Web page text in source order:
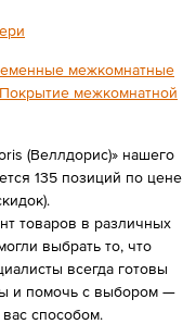
межкомнатные
Покрытие межкомнатной
(Веллдорис)» нашего
135 позиций по цене
товаров в различных
выбрать то, что
всегда готовы
и помочь с выбором —
способом.